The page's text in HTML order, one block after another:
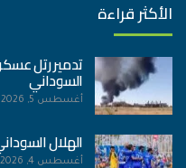
الأكثر قراءة
تدمير رتل
السوداني
أغسطس 5, 2026
الهلال
أغسطس 4, 2026